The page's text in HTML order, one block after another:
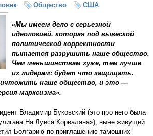
Общество США
«Мы имеем дело с серьезной
идеологией, которая под вывеской
политической корректности
пытается разрушить наше общество.
Чем меньшинствам хуже, тем лучше
их лидерам: будет что защищать.
наше общество, и это —
марксизма».
Владимир Буковский (это про него была
На Луиса Корвалана»), ныне живущий
Болгарию по приглашению тамошних